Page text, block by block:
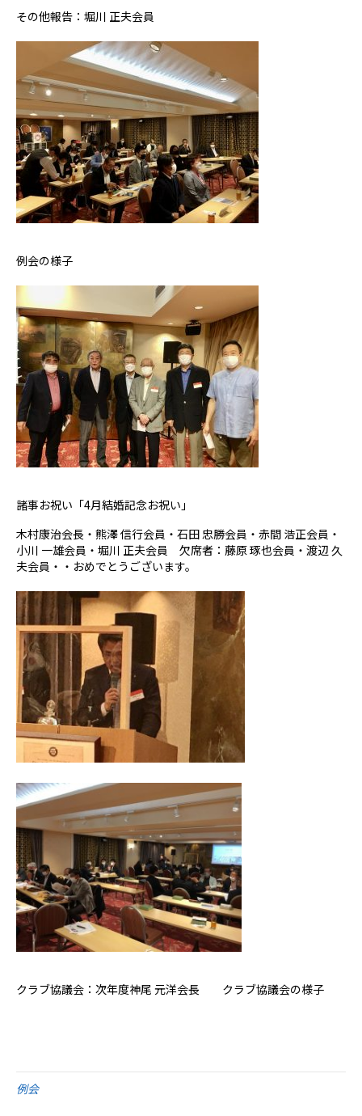
その他報告：堀川 正夫会員
例会の様子
諸事お祝い「4月結婚記念お祝い」
木村康治会長・熊澤 信行会員・石田 忠勝会員・赤間 浩正会員・
小川 一雄会員・堀川 正夫会員 欠席者：藤原 琢也会員・渡辺 久
夫会員・・おめでとうございます。
クラブ協議会：次年度神尾 元洋会長 クラブ協議会の様子
例会